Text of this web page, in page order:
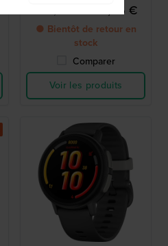
349,99 € 299,95 €
● Bientôt de retour en
stock
Comparer
Voir les produits